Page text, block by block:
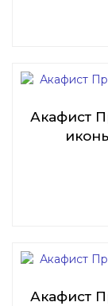
Акафист
Акафист